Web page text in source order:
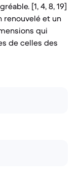
[1, 4, 8, 19]
renouvelé et un
qui
de celles des